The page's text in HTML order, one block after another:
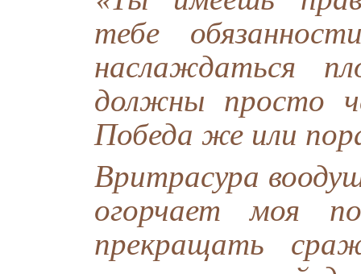
тебе
наслаждаться
должны просто
Победа же или
Вритрасура
огорчает моя
прекращать